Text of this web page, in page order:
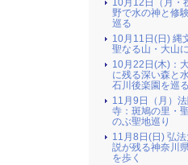
10月12日（月・
野で水の神と修
巡る
10月11日(日) 縄
聖なる山・大山
10月22日(木)：
に残る深い森と
石川後楽園を巡る
11月9日（月）
寺：斑鳩の里・
のぶ聖地巡り
11月8日(日) 弘
説が残る神奈川
を歩く